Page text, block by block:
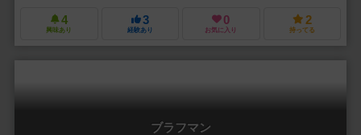
4
興味あり
3
経験あり
0
お気に入り
2
持ってる
ブラフマン